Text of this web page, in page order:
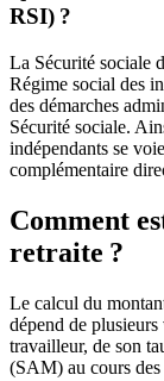
RSI) ?
La Sécurité sociale
Régime social des
des démarches
Sécurité sociale.
indépendants se
complémentaire
Comment
retraite ?
Le calcul du
dépend de
travailleur, de son
(SAM) au cours des